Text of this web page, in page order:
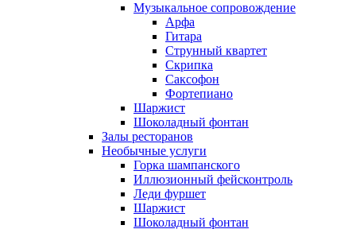
Музыкальное сопровождение
Арфа
Гитара
Струнный квартет
Скрипка
Саксофон
Фортепиано
Шаржист
Шоколадный фонтан
Залы ресторанов
Необычные услуги
Горка шампанского
Иллюзионный фейсконтроль
Леди фуршет
Шаржист
Шоколадный фонтан